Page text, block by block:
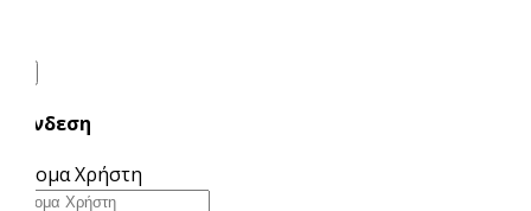
Σύνδεση
Όνομα Χρήστη